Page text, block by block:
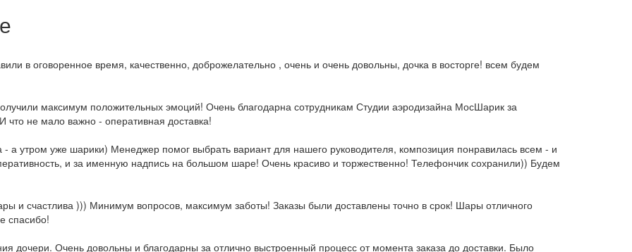
в оговоренное время, качественно, доброжелательно , очень и очень довольны, дочка в восторге! всем будем
максимум положительных эмоций! Очень благодарна сотрудникам Студии аэродизайна МосШарик за
не мало важно - оперативная доставка!
утром уже шарики) Менеджер помог выбрать вариант для нашего руководителя, композиция понравилась всем - и
и за именную надпись на большом шаре! Очень красиво и торжественно! Телефончик сохранили)) Будем
и счастлива ))) Минимум вопросов, максимум заботы! Заказы были доставлены точно в срок! Шары отличного
спасибо!
дочери. Очень довольны и благодарны за отлично выстроенный процесс от момента заказа до доставки. Было